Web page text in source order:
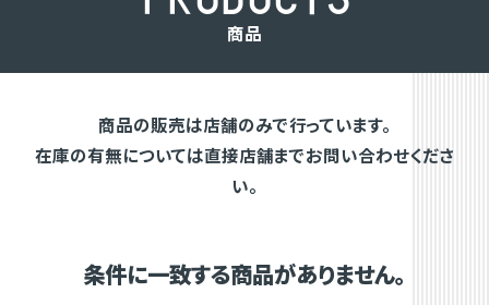
商品
商品の販売は店舗のみで行っています。
在庫の有無については直接店舗までお問い合わせくださ
い。
条件に一致する商品がありません。